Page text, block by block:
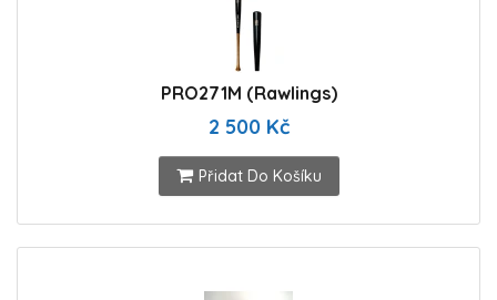
PRO271M (Rawlings)
2 500 Kč
Přidat Do Košíku